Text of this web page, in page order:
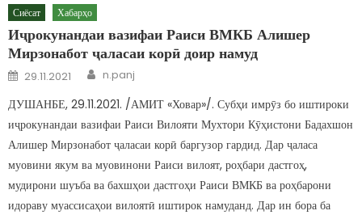
Сиёсат Хабарҳо
Иҷрокунандаи вазифаи Раиси ВМКБ Алишер
Мирзонабот ҷаласаи корӣ доир намуд
Posted on
29.11.2021 Author
n.panj
ДУШАНБЕ, 29.11.2021. /АМИТ «Ховар»/. Субҳи имрӯз бо иштироки
иҷрокунандаи вазифаи Раиси Вилояти Мухтори Кӯҳистони Бадахшон
Алишер Мирзонабот ҷаласаи корӣ баргузор гардид. Дар ҷаласа
муовини якум ва муовинони Раиси вилоят, роҳбари дастгоҳ,
мудирони шуъба ва бахшҳои дастгоҳи Раиси ВМКБ ва роҳбарони
идораву муассисаҳои вилоятӣ иштирок намуданд. Дар ин бора ба